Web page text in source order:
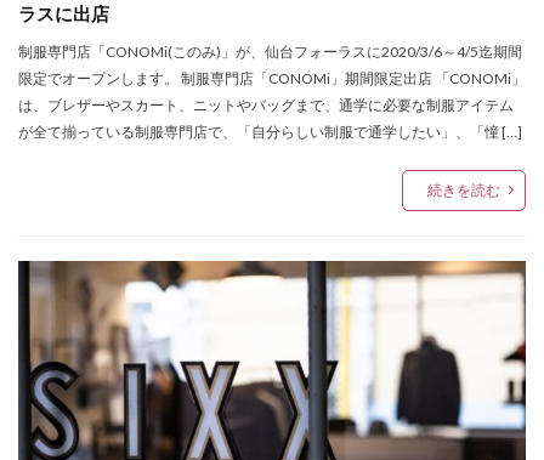
ラスに出店
制服専門店「CONOMi(このみ)」が、仙台フォーラスに2020/3/6～4/5迄期間
限定でオープンします。 制服専門店「CONOMi」期間限定出店 「CONOMi」
は、ブレザーやスカート、ニットやバッグまで、通学に必要な制服アイテム
が全て揃っている制服専門店で、「自分らしい制服で通学したい」、「憧 […]
続きを読む
アンバサダー
イコールラブ
イタリア
イッセイ ミヤケ メン
イベント応募券
イベント情報
インク
インスタグラム
イーコンフォート
ウィンターラストオフセール
ウォッチン！みやぎ
ウォレット
エスパルスクエア
エスパル仙台
エスパル仙台店
エスパル仙台本館
エスパル仙台東館
エヌナンバー
エリー
エレベーションファイブ バイ キッズマート
エンジェルハート
オシアナス